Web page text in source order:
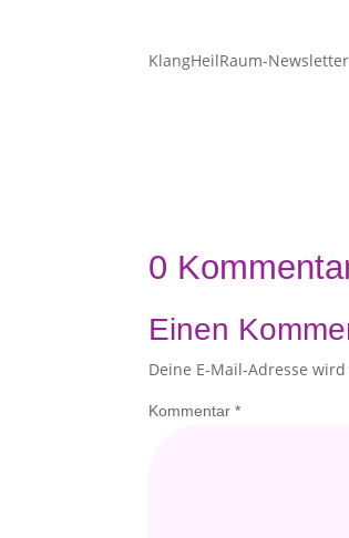
KlangHeilRaum-
0
Einen
Deine E-Mail-Adresse
Kommentar*